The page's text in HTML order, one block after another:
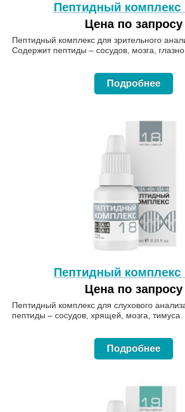
Пептидный
Цена по запросу
Пептидный комплекс для зрительного
Содержит пептиды – сосудов, мозга,
Подробнее
Пептидный
Цена по запросу
Пептидный комплекс для слухового
пептиды – сосудов, хрящей, мозга, тимуса.
Подробнее